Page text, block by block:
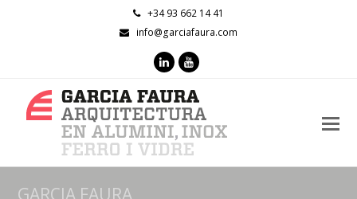
+34 93 662 14 41
info@garciafaura.com
LinkedInYoutube
GARCIA FAURA